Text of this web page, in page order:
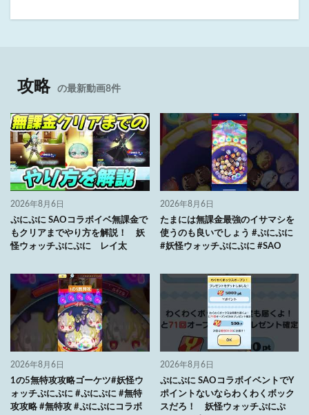
攻略 の最新動画8件
2026年8月6日
ぷにぷに SAOコラボイベ無課金で
もクリアまでやり方を解説！ 妖
怪ウォッチぷにぷに レイ太
2026年8月6日
たまには無課金最強のイサマシを
使うのも良いでしょう #ぷにぷに
#妖怪ウォッチぷにぷに #SAO
2026年8月6日
1の5無特攻攻略ゴーケツ#妖怪ウ
ォッチぷにぷに #ぷにぷに #無特
攻攻略 #無特攻 #ぷにぷにコラボ
2026年8月6日
ぷにぷに SAOコラボイベントでY
ポイントないならわくわくボック
スだろ！ 妖怪ウォッチぷにぷ